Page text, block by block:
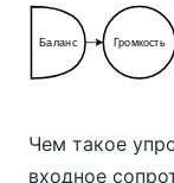
Чем такое
входное